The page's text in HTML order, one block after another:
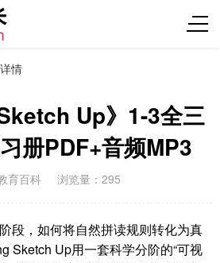
详情
Up》1-3全三
册PDF+音频MP3
育百科 浏览量：295
段，如何将自然拼读规则转化为真
Sketch Up用一套科学分阶的“可视